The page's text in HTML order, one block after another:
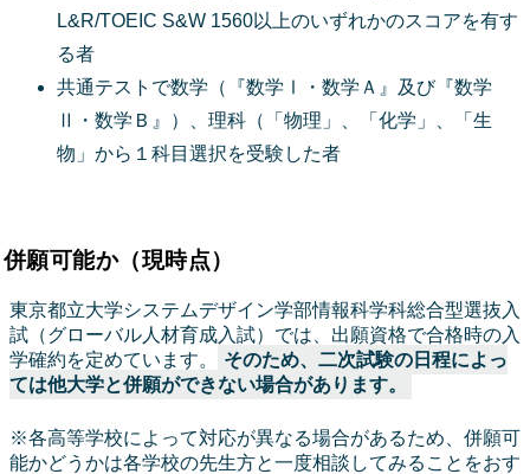
L&R/TOEIC S&W 1560以上のいずれかのスコアを有す
る者
共通テストで数学（『数学Ⅰ・数学Ａ』及び『数学
Ⅱ・数学Ｂ』）、理科（「物理」、「化学」、「生
物」から１科目選択を受験した者
併願可能か（現時点）
東京都立大学システムデザイン学部情報科学科総合型選抜入
試（グローバル人材育成入試）では、出願資格で合格時の入
学確約を定めています。
そのため、二次試験の日程によっ
ては他大学と併願ができない場合があります。
※各高等学校によって対応が異なる場合があるため、併願可
能かどうかは各学校の先生方と一度相談してみることをおす